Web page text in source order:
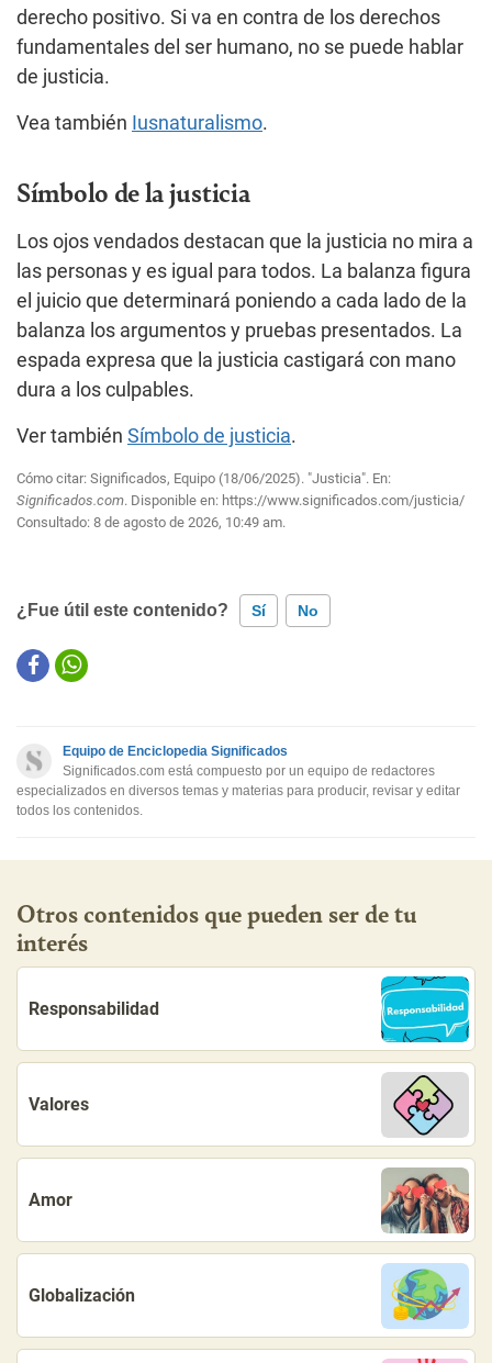
derecho positivo. Si va en contra de los derechos
fundamentales del ser humano, no se puede hablar
de justicia.
Vea también Iusnaturalismo.
Símbolo de la justicia
Los ojos vendados destacan que la justicia no mira a
las personas y es igual para todos. La balanza figura
el juicio que determinará poniendo a cada lado de la
balanza los argumentos y pruebas presentados. La
espada expresa que la justicia castigará con mano
dura a los culpables.
Ver también Símbolo de justicia.
Cómo citar: Significados, Equipo (18/06/2025). "Justicia". En:
Significados.com. Disponible en: https://www.significados.com/justicia/
Consultado: 8 de agosto de 2026, 10:49 am.
¿Fue útil este contenido? Sí No
Este contenido contiene información incorrecta
Otro
Equipo de Enciclopedia Significados
Significados.com está compuesto por un equipo de redactores
especializados en diversos temas y materias para producir, revisar y editar
todos los contenidos.
Otros contenidos que pueden ser de tu
interés
Responsabilidad
Valores
Amor
Globalización